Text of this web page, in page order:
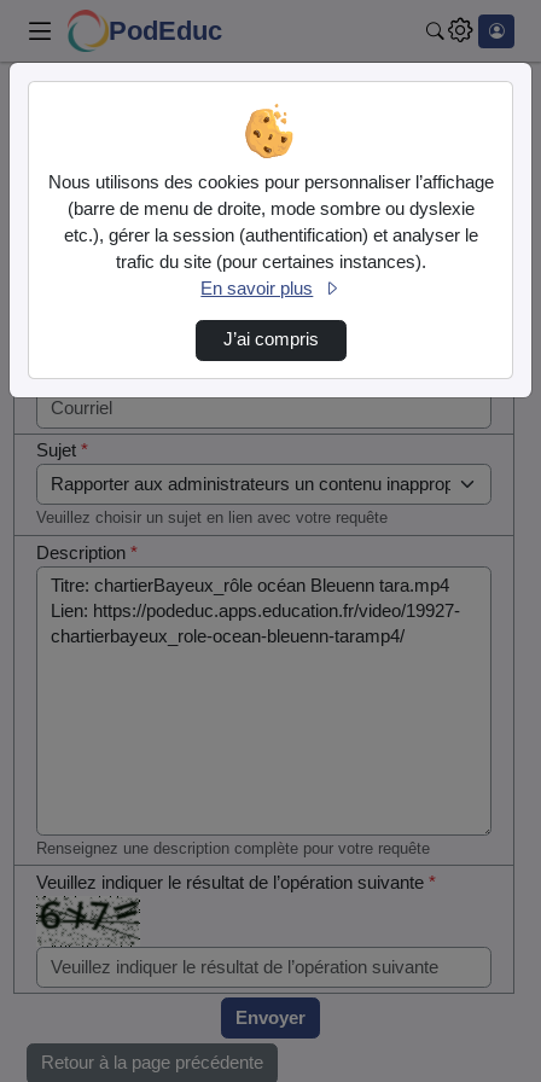
PodEduc
Contactez nous
Votre message
Courriel*
Sujet*
Veuillez choisir un sujet en lien avec votre requête
Description*
Renseignez une description complète pour votre requête
Veuillez indiquer le résultat de l’opération suivante*
si vous
êtes un
humain en
Envoyer
Retour à la page précédente
Nous utilisons des cookies pour personnaliser l’affichage
(barre de menu de droite, mode sombre ou dyslexie
etc.), gérer la session (authentification) et analyser le
trafic du site (pour certaines instances).
En savoir plus
J’ai compris